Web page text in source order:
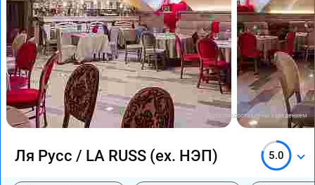
Фото предоставлены заведением
Ля Русс / LA RUSS (ex. НЭП) 5.0